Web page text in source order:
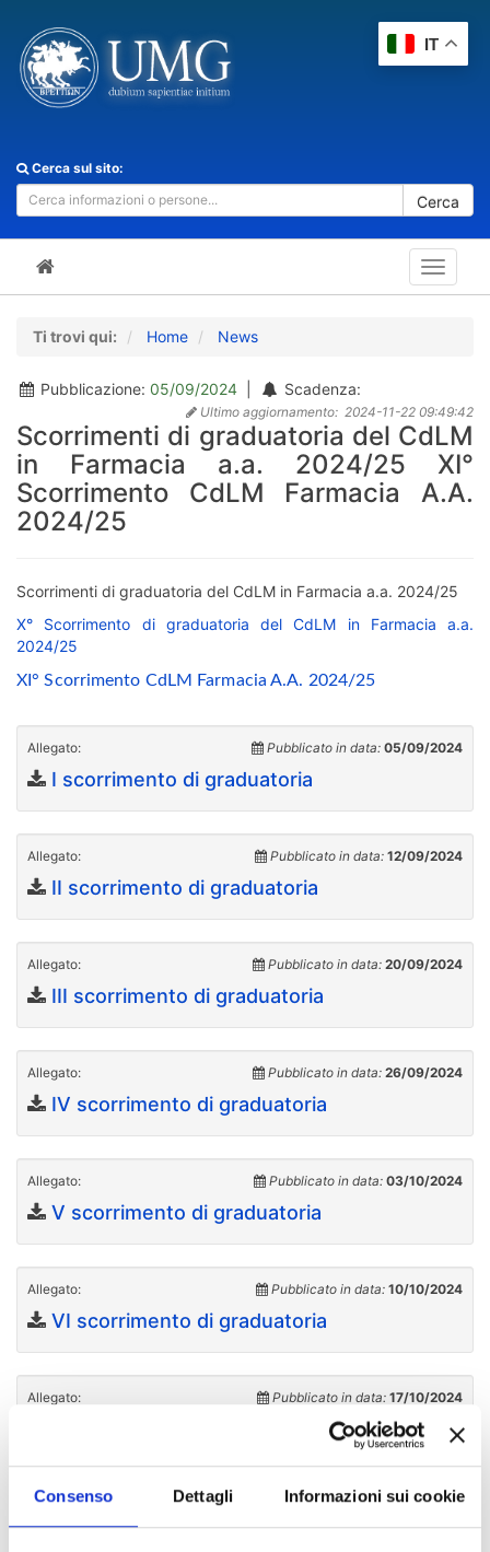
Consenso Dettagli Informazioni sui cookie
Cerca sul sito:
Cerca
Toggle
Ti trovi qui: Home News
Pubblicazione: 05/09/2024 Scadenza:
Ultimo aggiornamento: 2024-11-22 09:49:42
Scorrimenti di graduatoria del CdLM
in Farmacia a.a. 2024/25 XI°
Scorrimento CdLM Farmacia A.A.
2024/25
Scorrimenti di graduatoria del CdLM in Farmacia a.a. 2024/25
X° Scorrimento di graduatoria del CdLM in Farmacia a.a.
2024/25
XI° Scorrimento CdLM Farmacia A.A. 2024/25
Allegato: Pubblicato in data: 05/09/2024
I scorrimento di graduatoria
Allegato: Pubblicato in data: 12/09/2024
II scorrimento di graduatoria
Allegato: Pubblicato in data: 20/09/2024
III scorrimento di graduatoria
Allegato: Pubblicato in data: 26/09/2024
IV scorrimento di graduatoria
Allegato: Pubblicato in data: 03/10/2024
V scorrimento di graduatoria
Allegato: Pubblicato in data: 10/10/2024
VI scorrimento di graduatoria
Allegato: Pubblicato in data: 17/10/2024
VII scorrimento di graduatoria
Allegato: Pubblicato in data: 24/10/2024
IT